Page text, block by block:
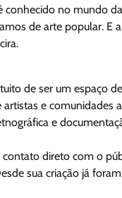
no mundo
de arte popular. E
de ser um espaço
e comunidades
e
direto com o
sua criação já